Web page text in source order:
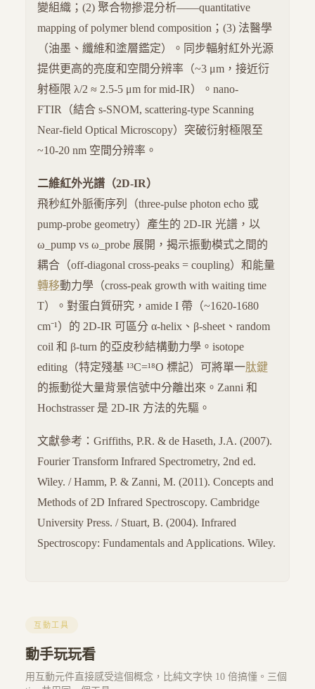
變組織；(2) 聚合物摻混分析——quantitative
mapping of polymer blend composition；(3) 法醫學
（油墨、纖維和塗層鑑定）。同步輻射紅外光源
提供更高的亮度和空間分辨率（~3 μm，接近衍
射極限 λ/2 ≈ 2.5-5 μm for mid-IR）。nano-
FTIR（結合 s-SNOM, scattering-type Scanning
Near-field Optical Microscopy）突破衍射極限至
~10-20 nm 空間分辨率。
二維紅外光譜（2D-IR）
飛秒紅外脈衝序列（three-pulse photon echo 或
pump-probe geometry）產生的 2D-IR 光譜，以
ω_pump vs ω_probe 展開，揭示振動模式之間的
耦合（off-diagonal cross-peaks = coupling）和能量
轉移動力學（cross-peak growth with waiting time
T）。對蛋白質研究，amide I 帶（~1620-1680
cm⁻¹）的 2D-IR 可區分 α-helix、β-sheet、random
coil 和 β-turn 的亞皮秒結構動力學。isotope
editing（特定殘基 ¹³C=¹⁸O 標記）可將單一肽鍵
的振動從大量背景信號中分離出來。Zanni 和
Hochstrasser 是 2D-IR 方法的先驅。
文獻參考：Griffiths, P.R. & de Haseth, J.A. (2007).
Fourier Transform Infrared Spectrometry, 2nd ed.
Wiley. / Hamm, P. & Zanni, M. (2011). Concepts and
Methods of 2D Infrared Spectroscopy. Cambridge
University Press. / Stuart, B. (2004). Infrared
Spectroscopy: Fundamentals and Applications. Wiley.
互動工具
動手玩玩看
用互動元件直接感受這個概念，比純文字快 10 倍搞懂。三個